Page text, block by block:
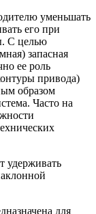
уменьшать
его при
С целью
запасная
ее роль
привода)
образом
Часто на
удерживать
для